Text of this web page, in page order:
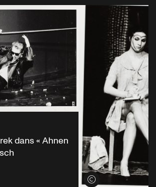
dans « Ahnen
Voir les crédits